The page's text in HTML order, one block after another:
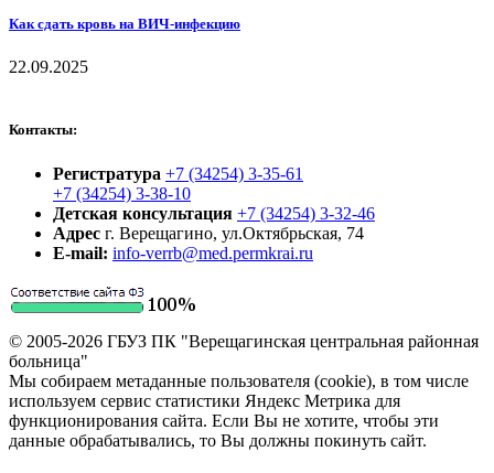
Как сдать кровь на ВИЧ-инфекцию
22.09.2025
Контакты:
Регистратура +7 (34254) 3-35-61
+7 (34254) 3-38-10
Детская консультация +7 (34254) 3-32-46
Адрес г. Верещагино, ул.Октябрьская, 74
E-mail: info-verrb@med.permkrai.ru
© 2005-2026 ГБУЗ ПК "Верещагинская центральная районная
больница"
Мы собираем метаданные пользователя (cookie), в том числе
используем сервис статистики Яндекс Метрика для
функционирования сайта. Если Вы не хотите, чтобы эти
данные обрабатывались, то Вы должны покинуть сайт.